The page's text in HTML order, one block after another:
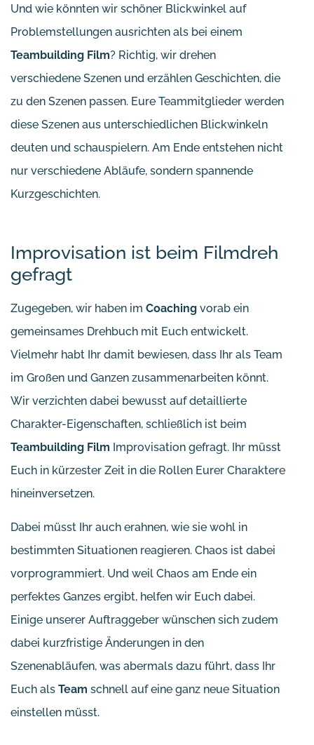
Und wie könnten wir schöner Blickwinkel auf
Problemstellungen ausrichten als bei einem
Teambuilding Film? Richtig, wir drehen
verschiedene Szenen und erzählen Geschichten, die
zu den Szenen passen. Eure Teammitglieder werden
diese Szenen aus unterschiedlichen Blickwinkeln
deuten und schauspielern. Am Ende entstehen nicht
nur verschiedene Abläufe, sondern spannende
Kurzgeschichten.
Improvisation ist beim Filmdreh
gefragt
Zugegeben, wir haben im Coaching vorab ein
gemeinsames Drehbuch mit Euch entwickelt.
Vielmehr habt Ihr damit bewiesen, dass Ihr als Team
im Großen und Ganzen zusammenarbeiten könnt.
Wir verzichten dabei bewusst auf detaillierte
Charakter-Eigenschaften, schließlich ist beim
Teambuilding Film Improvisation gefragt. Ihr müsst
Euch in kürzester Zeit in die Rollen Eurer Charaktere
hineinversetzen.
Dabei müsst Ihr auch erahnen, wie sie wohl in
bestimmten Situationen reagieren. Chaos ist dabei
vorprogrammiert. Und weil Chaos am Ende ein
perfektes Ganzes ergibt, helfen wir Euch dabei.
Einige unserer Auftraggeber wünschen sich zudem
dabei kurzfristige Änderungen in den
Szenenabläufen, was abermals dazu führt, dass Ihr
Euch als Team schnell auf eine ganz neue Situation
einstellen müsst.